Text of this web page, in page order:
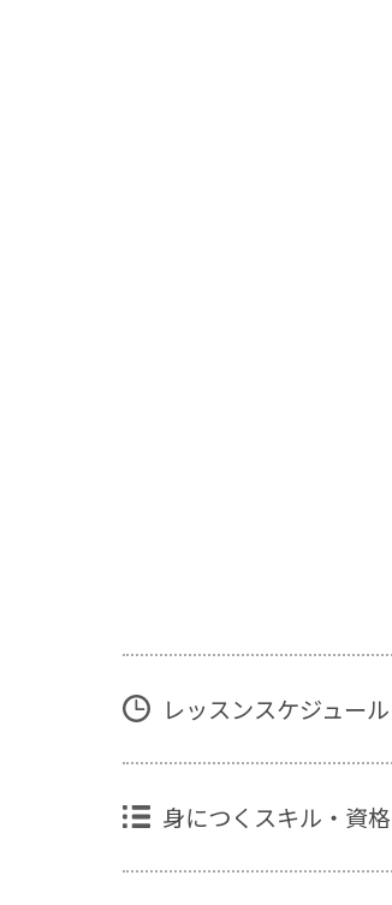
レッスンスケジュール
身につくスキル・資格